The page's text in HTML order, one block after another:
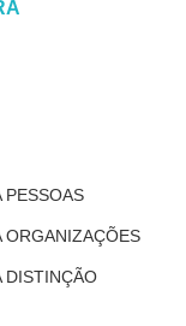
PESSOAS
ORGANIZAÇÕES
DISTINÇÃO